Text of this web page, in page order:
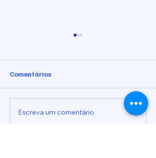
Comentários
Escreva um comentário